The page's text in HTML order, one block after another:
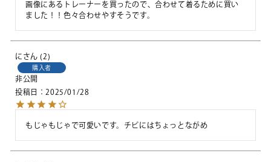
画像にあるトレーナーを買ったので、合わせて着るために買い
ました！！色々合わせやすそうです。
に 2
購入者
非公開
投稿日
2025/01/28
もじゃもじゃで可愛いです。チビにはちょっとながめ